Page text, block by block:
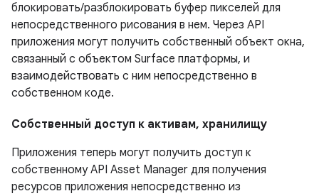
блокировать/разблокировать буфер пикселей для
непосредственного рисования в нем. Через API
приложения могут получить собственный объект окна,
связанный с объектом Surface платформы, и
взаимодействовать с ним непосредственно в
собственном коде.
Собственный доступ к активам, хранилищу
Приложения теперь могут получить доступ к
собственному API Asset Manager для получения
ресурсов приложения непосредственно из